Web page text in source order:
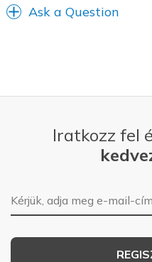
Ask a Question
Iratkozz fel
E-mail-cím